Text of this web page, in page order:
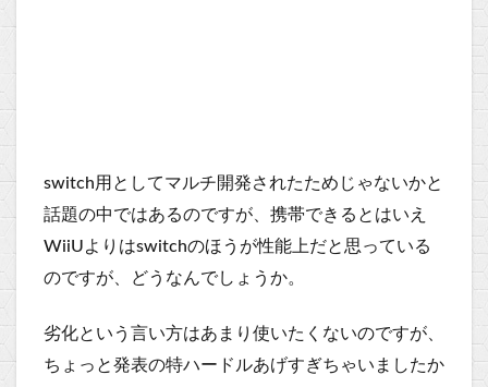
switch用としてマルチ開発されたためじゃないかと
話題の中ではあるのですが、携帯できるとはいえ
WiiUよりはswitchのほうが性能上だと思っている
のですが、どうなんでしょうか。
劣化という言い方はあまり使いたくないのですが、
ちょっと発表の特ハードルあげすぎちゃいましたか